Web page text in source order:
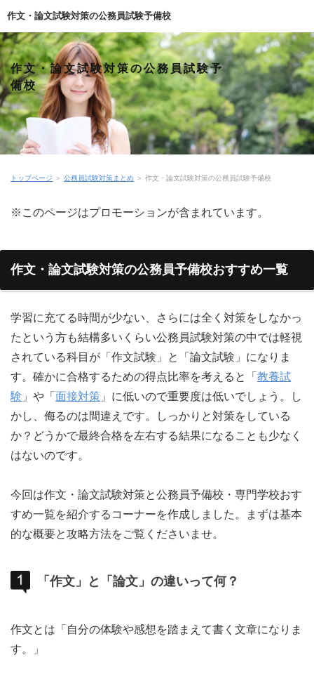
作文・論文試験対策の公務員試験予備校
作文・論文試験対策の公務員試験予
備校
トップページ ＞ 公務員試験対策まとめ ＞ 作文・論文試験対策の公務員試験予備校
※このページはプロモーションが含まれています。
作文・論文試験対策の公務員予備校おすすめ一覧
学習に充てる時間が少ない、さらには全く対策をしなかっ
たという方も結構多いくらい公務員試験対策の中では軽視
されている科目が「作文試験」と「論文試験」になりま
す。確かに合格するための得点比率を考えると「 教養試
験 」や「 面接対策 」に低いので重要度は低いでしょう。し
かし、侮るのは間違えです。しっかりと対策をしている
か？どうかで最終合格を左右する結果になることも少なく
はないのです。
今回は作文・論文試験対策と公務員予備校・専門学校おす
すめ一覧を紹介するコーナーを作成しました。まずは基本
的な概要と攻略方法をご覧くださいませ。
「作文」と「論文」の違いって何？
作文とは「自分の体験や感想を踏まえて書く文章になりま
す。」